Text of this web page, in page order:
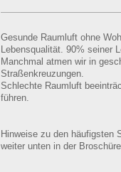
Gesunde Raumluft ohne
Lebensqualität. 90% seiner
Manchmal atmen wir in
Straßenkreuzungen.
Schlechte Raumluft
führen.
Hinweise zu den häufigsten
weiter unten in der